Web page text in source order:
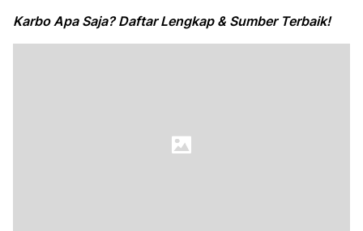
Karbo Apa Saja? Daftar Lengkap & Sumber Terbaik!